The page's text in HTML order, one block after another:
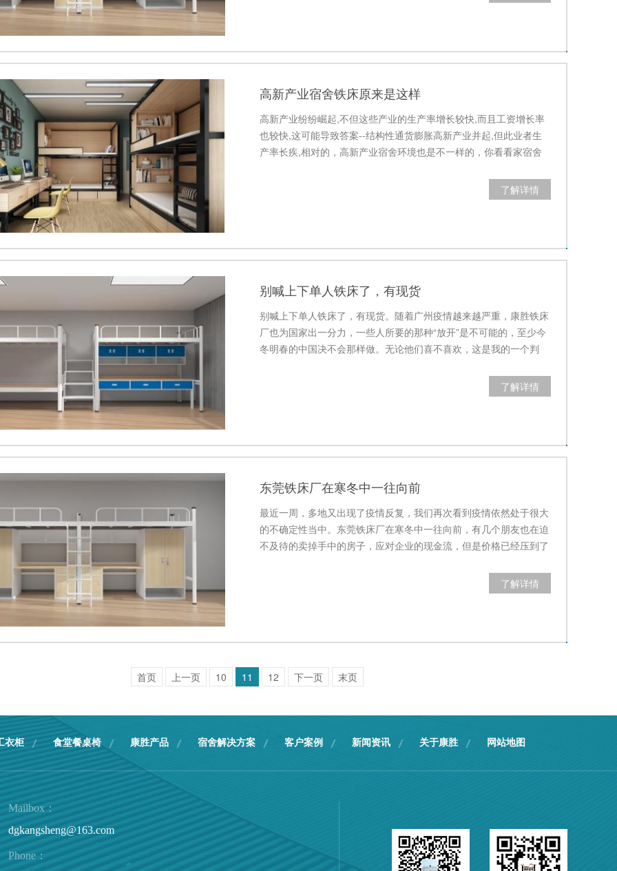
高新产业宿舍铁床原来是这样
高新产业纷纷崛起,不但这些产业的生产率增长较快,而且工资增长率
也较快,这可能导致答案--结构性通货膨胀高新产业并起,但此业者生
产率长疾,相对的，高新产业宿舍环境也是不一样的，你看看家宿舍
了解详情
别喊上下单人铁床了，有现货
别喊上下单人铁床了，有现货。随着广州疫情越来越严重，康胜铁床
厂也为国家出一分力，一些人所要的那种“放开”是不可能的，至少今
冬明春的中国决不会那样做。无论他们喜不喜欢，这是我的一个判
了解详情
东莞铁床厂在寒冬中一往向前
最近一周，多地又出现了疫情反复，我们再次看到疫情依然处于很大
的不确定性当中。东莞铁床厂在寒冬中一往向前，有几个朋友也在迫
不及待的卖掉手中的房子，应对企业的现金流，但是价格已经压到了
了解详情
首页 上一页 10 11 12 下一页 末页
衣柜 食堂餐桌椅 康胜产品 宿舍解决方案 客户案例 新闻资讯 关于康胜 网站地图
Mailbox：
dgkangsheng@163.com
Phone：